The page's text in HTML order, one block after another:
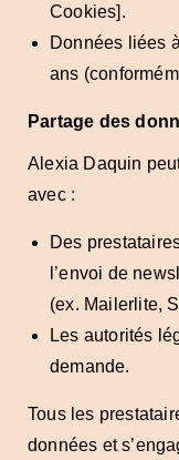
Cookies].
Données liées
ans
Partage des
Alexia Daquin
avec :
Des
l’envoi de
(ex. Mailerlite,
Les autorités
demande.
Tous les
données et